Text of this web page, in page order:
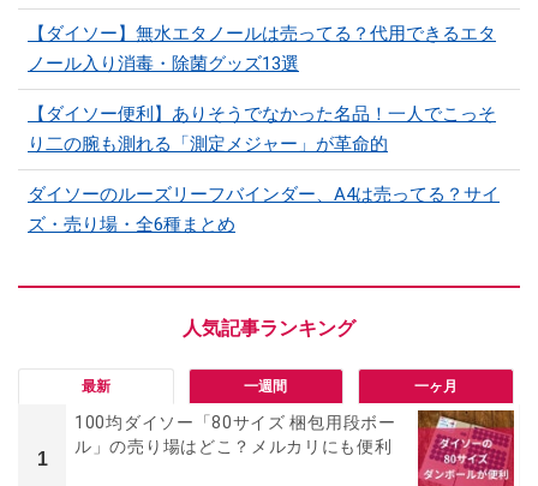
【ダイソー】無水エタノールは売ってる？代用できるエタ
ノール入り消毒・除菌グッズ13選
【ダイソー便利】ありそうでなかった名品！一人でこっそ
り二の腕も測れる「測定メジャー」が革命的
ダイソーのルーズリーフバインダー、A4は売ってる？サイ
ズ・売り場・全6種まとめ
最新 一週間 一ヶ月
1
100均ダイソー「80サイズ 梱包用段ボー
ル」の売り場はどこ？メルカリにも便利